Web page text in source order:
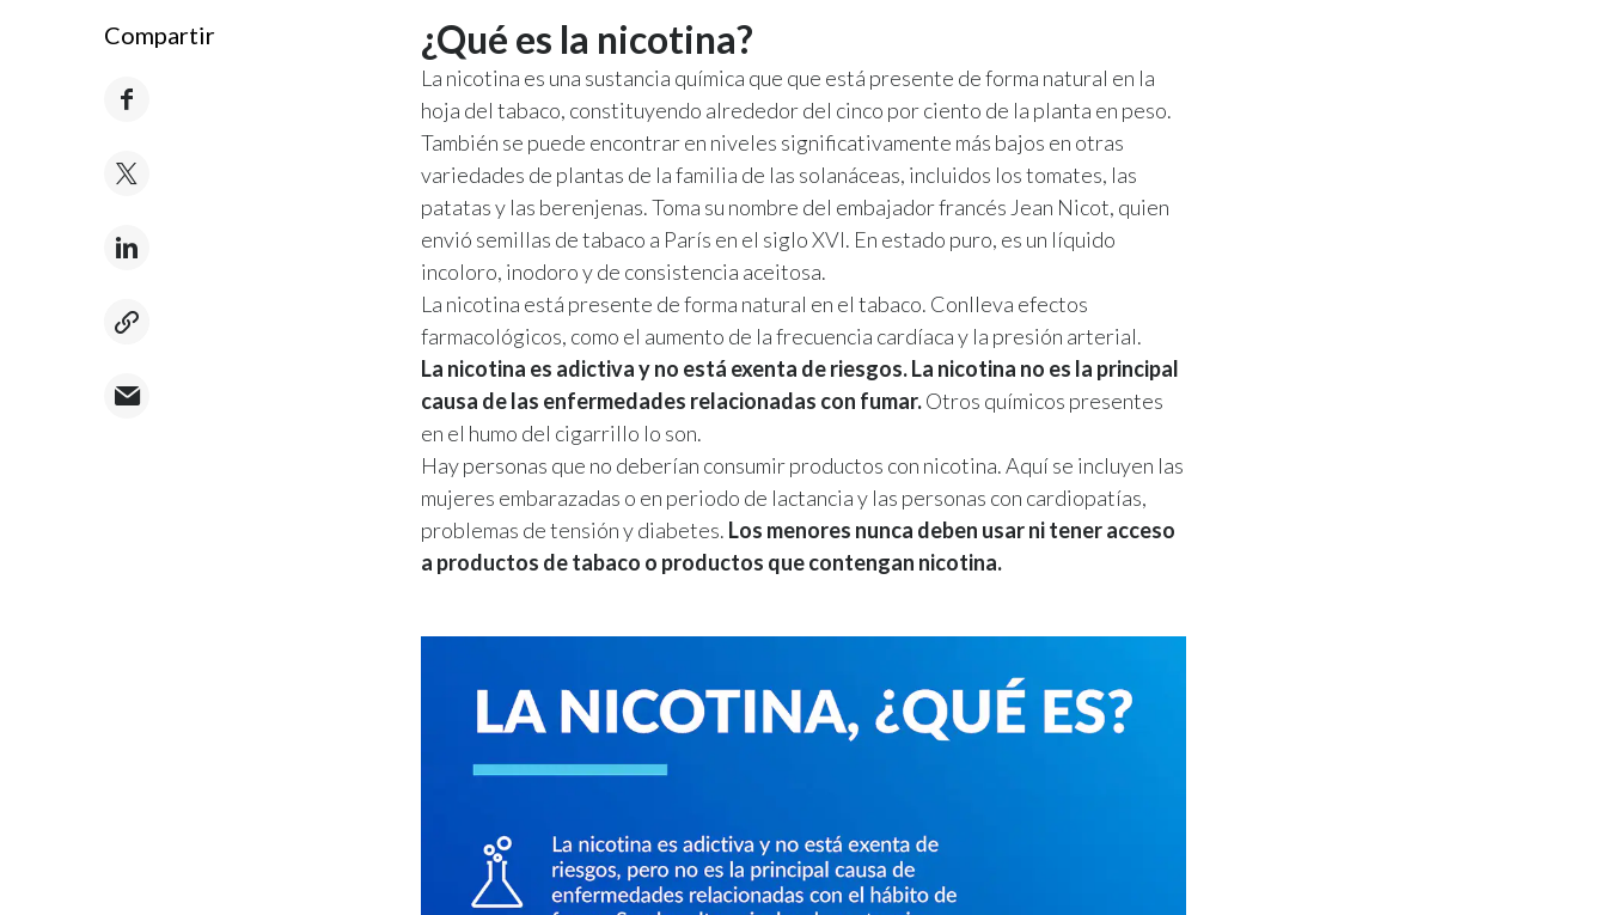
Compartir ¿Qué es la nicotina?
La nicotina es una sustancia química que que está presente de forma natural en la
hoja del tabaco, constituyendo alrededor del cinco por ciento de la planta en peso.
También se puede encontrar en niveles significativamente más bajos en otras
variedades de plantas de la familia de las solanáceas, incluidos los tomates, las
patatas y las berenjenas. Toma su nombre del embajador francés Jean Nicot, quien
envió semillas de tabaco a París en el siglo XVI. En estado puro, es un líquido
incoloro, inodoro y de consistencia aceitosa.
La nicotina está presente de forma natural en el tabaco. Conlleva efectos
farmacológicos, como el aumento de la frecuencia cardíaca y la presión arterial.
La nicotina es adictiva y no está exenta de riesgos. La nicotina no es la principal
causa de las enfermedades relacionadas con fumar.Otros químicos presentes
en el humo del cigarrillo lo son.
Hay personas que no deberían consumir productos con nicotina. Aquí se incluyen las
mujeres embarazadas o en periodo de lactancia y las personas con cardiopatías,
problemas de tensión y diabetes. Los menores nunca deben usar ni tener acceso
a productos de tabaco o productos que contengan nicotina.